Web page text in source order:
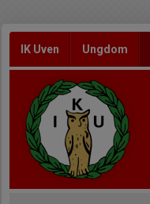
IK Uven Ungdom